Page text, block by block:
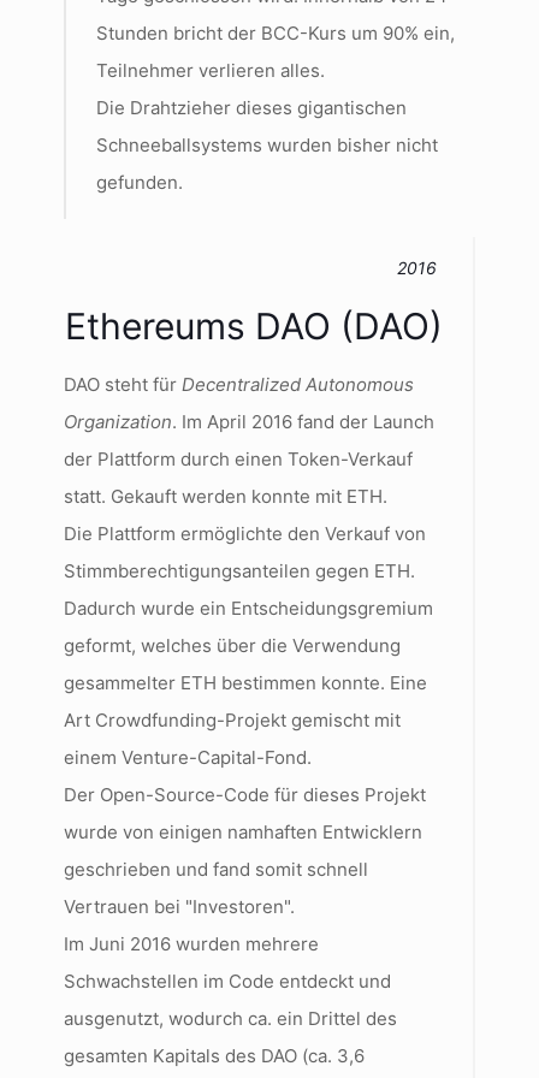
Stunden bricht der BCC-Kurs um 90% ein,
Teilnehmer verlieren alles.
Die Drahtzieher dieses gigantischen
Schneeballsystems wurden bisher nicht
gefunden.
2016
Ethereums DAO (DAO)
DAO steht für Decentralized Autonomous
Organization. Im April 2016 fand der Launch
der Plattform durch einen Token-Verkauf
statt. Gekauft werden konnte mit ETH.
Die Plattform ermöglichte den Verkauf von
Stimmberechtigungsanteilen gegen ETH.
Dadurch wurde ein Entscheidungsgremium
geformt, welches über die Verwendung
gesammelter ETH bestimmen konnte. Eine
Art Crowdfunding-Projekt gemischt mit
einem Venture-Capital-Fond.
Der Open-Source-Code für dieses Projekt
wurde von einigen namhaften Entwicklern
geschrieben und fand somit schnell
Vertrauen bei "Investoren".
Im Juni 2016 wurden mehrere
Schwachstellen im Code entdeckt und
ausgenutzt, wodurch ca. ein Drittel des
gesamten Kapitals des DAO (ca. 3,6